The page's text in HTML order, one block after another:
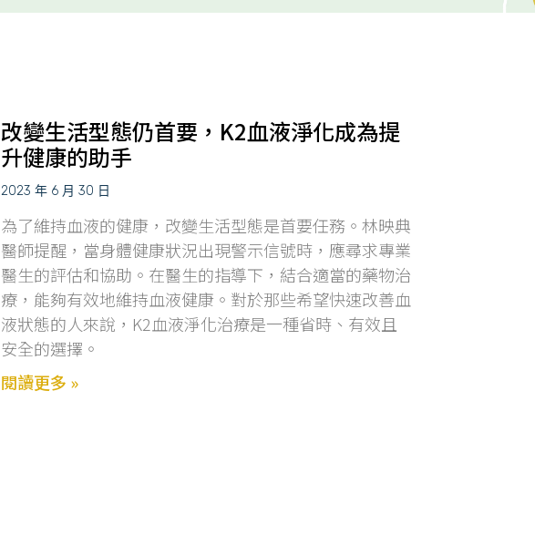
改變生活型態仍首要，K2血液淨化成為提
升健康的助手
2023 年 6 月 30 日
為了維持血液的健康，改變生活型態是首要任務。林映典
醫師提醒，當身體健康狀況出現警示信號時，應尋求專業
醫生的評估和協助。在醫生的指導下，結合適當的藥物治
療，能夠有效地維持血液健康。對於那些希望快速改善血
液狀態的人來說，K2血液淨化治療是一種省時、有效且
安全的選擇。
閱讀更多 »